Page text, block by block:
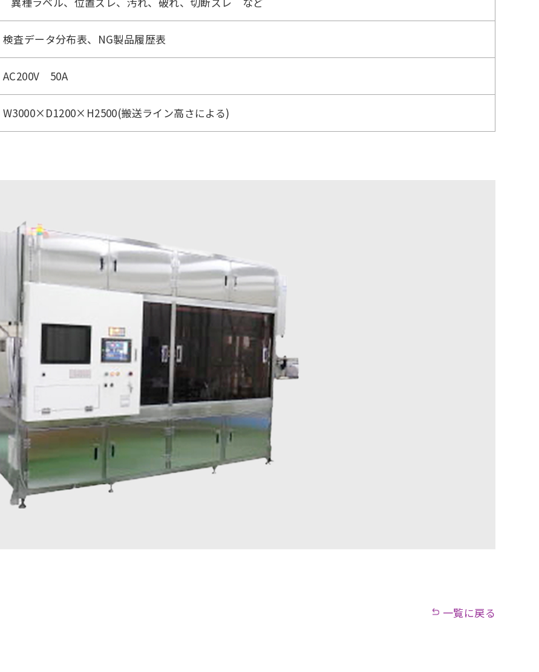
検査データ分布表、NG製品履歴表
AC200V 50A
W3000×D1200×H2500(搬送ライン高さによる)
一覧に戻る